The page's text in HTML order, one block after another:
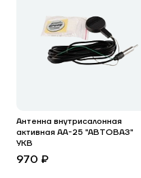
Антенна внутрисалонная
активная АА-25 "АВТОВАЗ"
УКВ
970 ₽